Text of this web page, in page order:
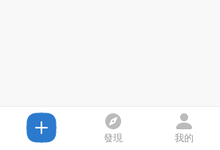
發現 我的